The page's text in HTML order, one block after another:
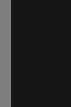
Lucreză în